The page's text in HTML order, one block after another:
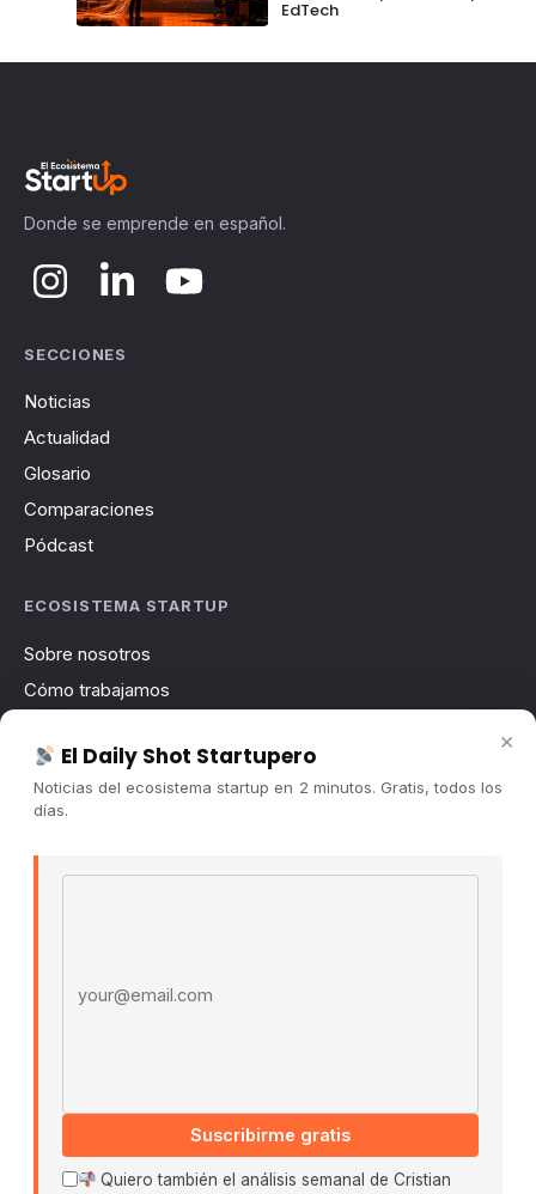
EdTech
Donde se emprende en español.
SECCIONES
Noticias
Actualidad
Glosario
Comparaciones
Pódcast
ECOSISTEMA STARTUP
Sobre nosotros
Cómo trabajamos
Contacto
Publicidad
Políticas De Privacidad · Términos De Uso
×
El Daily Shot Startupero
Noticias del ecosistema startup en 2 minutos. Gratis, todos los
días.
Suscribirme gratis
Quiero también el análisis semanal de Cristian